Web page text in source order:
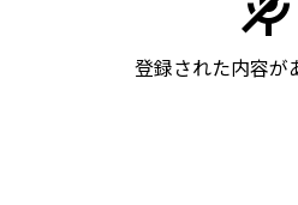
登録された内容が